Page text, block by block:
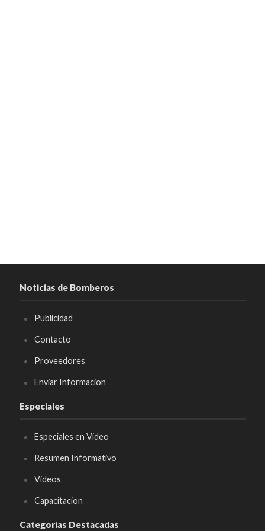
Noticias de Bomberos
Publicidad
Contacto
Proveedores
Enviar Informacion
Especiales
Especiales en Video
Resumen Informativo
Videos
Capacitacion
Categorías Destacadas